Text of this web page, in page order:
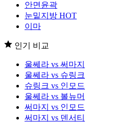
안면윤곽
눈밑지방 HOT
이마
인기 비교
울쎄라 vs 써마지
울쎄라 vs 슈링크
슈링크 vs 인모드
울쎄라 vs 볼뉴머
써마지 vs 인모드
써마지 vs 덴서티